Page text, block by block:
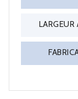
LARGEUR